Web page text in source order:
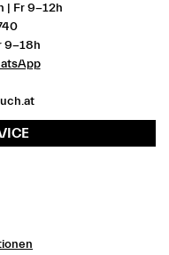
| Fr 9-12h
9-18h